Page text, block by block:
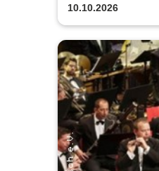
Jubiläum
10.10.2026